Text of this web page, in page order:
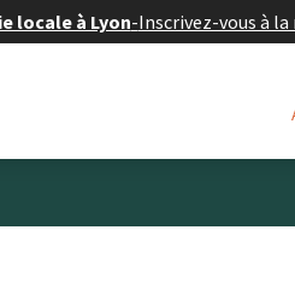
locale à Lyon-Inscrivez-vous à